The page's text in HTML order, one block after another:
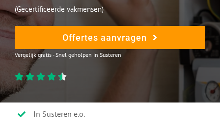
(Gecertificeerde vakmensen)
Offertes aanvragen
Vergelijk gratis - Snel geholpen in Susteren
In Susteren e.o.